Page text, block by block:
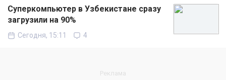
Суперкомпьютер в Узбекистане сразу
загрузили на 90%
Сегодня, 15:11 4